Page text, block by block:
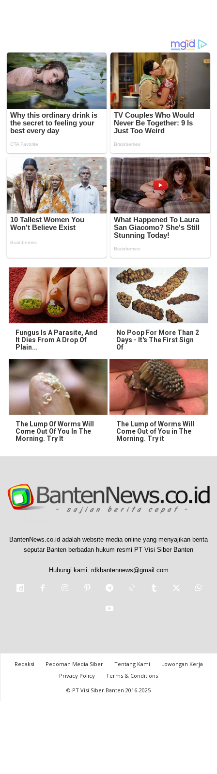
Fungus Is A Parasite, And
It Dies From A Drop Of
Plain...
No Poop For More Than 2
Days - It's The First Sign
Of
The Lump Of Worms Will
Come Out Of You In The
Morning. Try It
The Lump of Worms Will
Come Out of You in The
Morning. Try it
BantenNews.co.id adalah website media online yang menyajikan berita
seputar Banten berbadan hukum resmi PT Visi Siber Banten
Hubungi kami: rdkbantennews@gmail.com
Redaksi Pedoman Media Siber Tentang Kami
Lowongan Kerja
Privacy Policy
Terms & Conditions
© PT Visi Siber Banten 2016-2025